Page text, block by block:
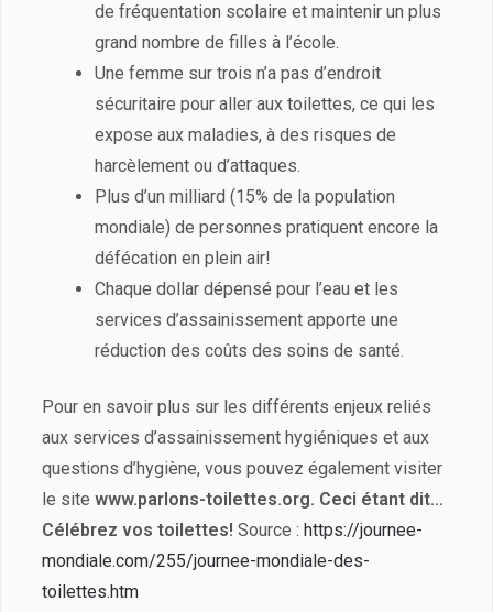
de fréquentation scolaire et maintenir un plus
grand nombre de filles à l’école.
Une femme sur trois n’a pas d’endroit
sécuritaire pour aller aux toilettes, ce qui les
expose aux maladies, à des risques de
harcèlement ou d’attaques.
Plus d’un milliard (15% de la population
mondiale) de personnes pratiquent encore la
défécation en plein air!
Chaque dollar dépensé pour l’eau et les
services d’assainissement apporte une
réduction des coûts des soins de santé.
Pour en savoir plus sur les différents enjeux reliés
aux services d’assainissement hygiéniques et aux
questions d’hygiène, vous pouvez également visiter
le site www.parlons-toilettes.org. Ceci étant dit…
Célébrez vos toilettes! Source : https://journee-
mondiale.com/255/journee-mondiale-des-
toilettes.htm